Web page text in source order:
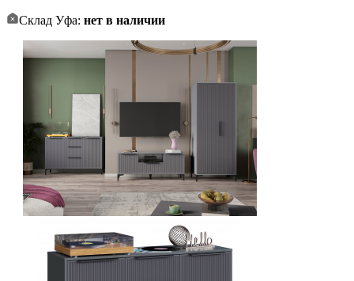
Склад Уфа: нет в наличии